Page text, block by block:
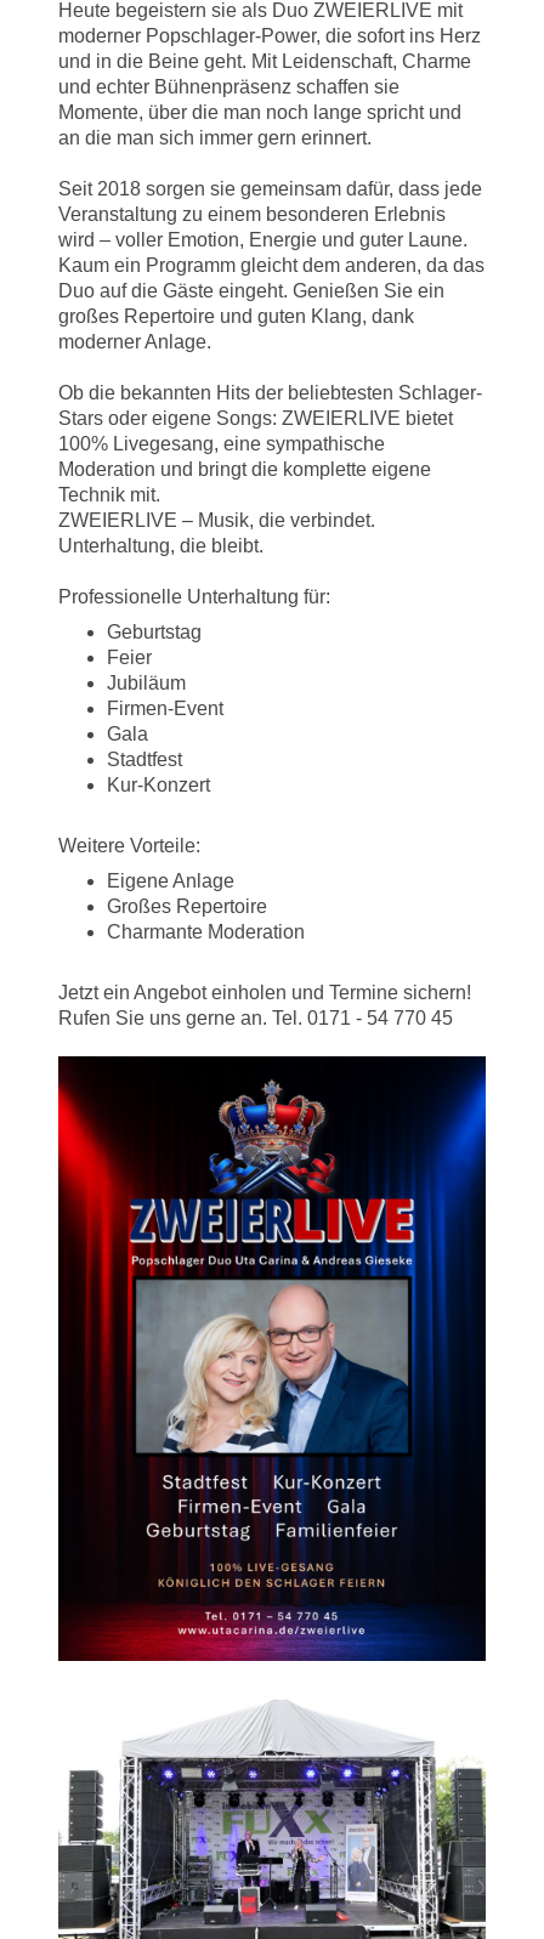
Heute begeistern sie als Duo ZWEIERLIVE mit
moderner Popschlager-Power, die sofort ins Herz
und in die Beine geht. Mit Leidenschaft, Charme
und echter Bühnenpräsenz schaffen sie
Momente, über die man noch lange spricht und
an die man sich immer gern erinnert.
Seit 2018 sorgen sie gemeinsam dafür, dass jede
Veranstaltung zu einem besonderen Erlebnis
wird – voller Emotion, Energie und guter Laune.
Kaum ein Programm gleicht dem anderen, da das
Duo auf die Gäste eingeht. Genießen Sie ein
großes Repertoire und guten Klang, dank
moderner Anlage.
Ob die bekannten Hits der beliebtesten Schlager-
Stars oder eigene Songs: ZWEIERLIVE bietet
100% Livegesang, eine sympathische
Moderation und bringt die komplette eigene
Technik mit.
ZWEIERLIVE – Musik, die verbindet.
Unterhaltung, die bleibt.
Professionelle Unterhaltung für:
Geburtstag
Feier
Jubiläum
Firmen-Event
Gala
Stadtfest
Kur-Konzert
Weitere Vorteile:
Eigene Anlage
Großes Repertoire
Charmante Moderation
Jetzt ein Angebot einholen und Termine sichern!
Rufen Sie uns gerne an. Tel. 0171 - 54 770 45